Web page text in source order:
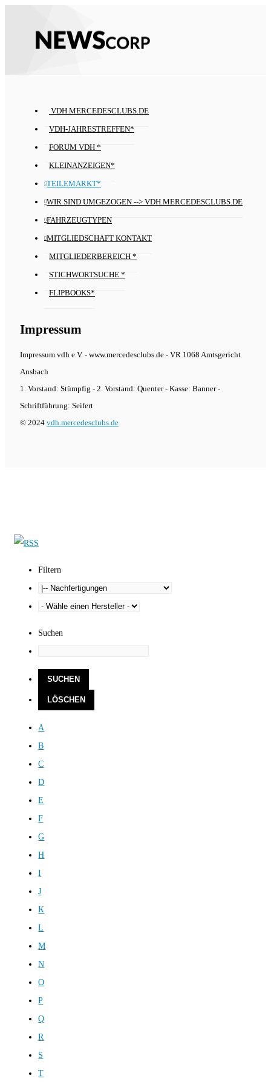
VDH.MERCEDESCLUBS.DE
VDH-JAHRESTREFFEN*
FORUM VDH *
KLEINANZEIGEN*
TEILEMARKT*
WIR SIND UMGEZOGEN --> VDH.MERCEDESCLUBS.DE
FAHRZEUGTYPEN
MITGLIEDSCHAFT KONTAKT
MITGLIEDERBEREICH *
STICHWORTSUCHE *
FLIPBOOKS*
Impressum
Impressum vdh e.V. - www.mercedesclubs.de - VR 1068 Amtsgericht
Ansbach
1. Vorstand: Stümpfig - 2. Vorstand: Quenter - Kasse: Banner -
Schriftführung: Seifert
© 2024 vdh.mercedesclubs.de
Filtern
Suchen
A
B
C
D
E
F
G
H
I
J
K
L
M
N
O
P
Q
R
S
T